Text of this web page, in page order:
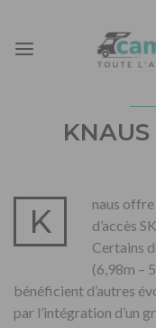
K
naus
d’accès
Certains
(6,98m –
bénéficient d’autres
par l’intégration d’un